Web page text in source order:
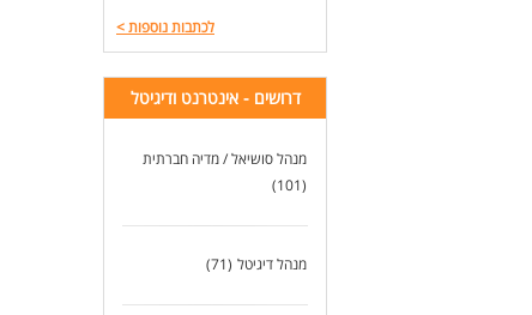
לכתבות נוספות>
דרושים - אינטרנט ודיגיטל
מנהל סושיאל / מדיה חברתית
(101)
מנהל דיגיטל (71)